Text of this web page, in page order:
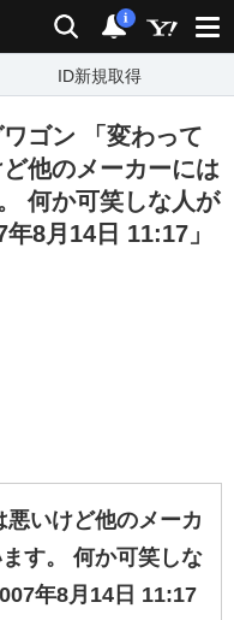
検索 通知
i
ID新規取得
ゴン 「変わって
他のメーカーには
何か可笑しな人が
8月14日 11:17」
いけど他のメーカ
す。 何か可笑しな
年8月14日 11:17